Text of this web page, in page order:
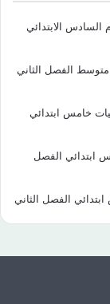
الابتدائي
الفصل الثاني
خامس ابتدائي
ابتدائي الفصل
الفصل الثاني